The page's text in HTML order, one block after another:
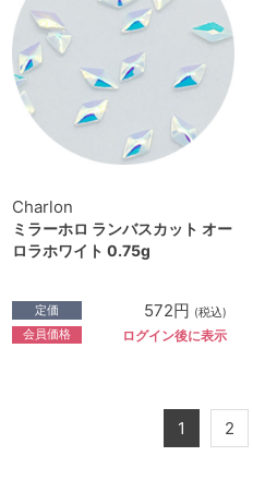
Charlon
ミラーホロ ランバスカット オー
ロラホワイト 0.75g
定価 572円 (税込)
会員価格 ログイン後に表示
1 2